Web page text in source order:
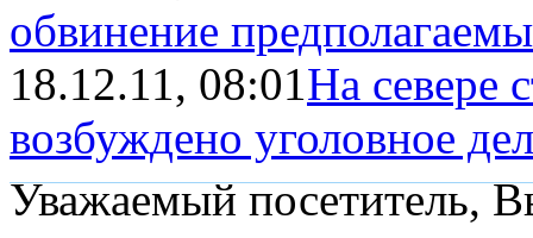
обвинение
18.12.11, 08:01На севере
возбуждено уголовное
Уважаемый посетитель,